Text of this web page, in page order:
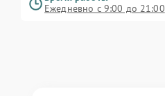
Ежедневно с 9:00 до 21:00